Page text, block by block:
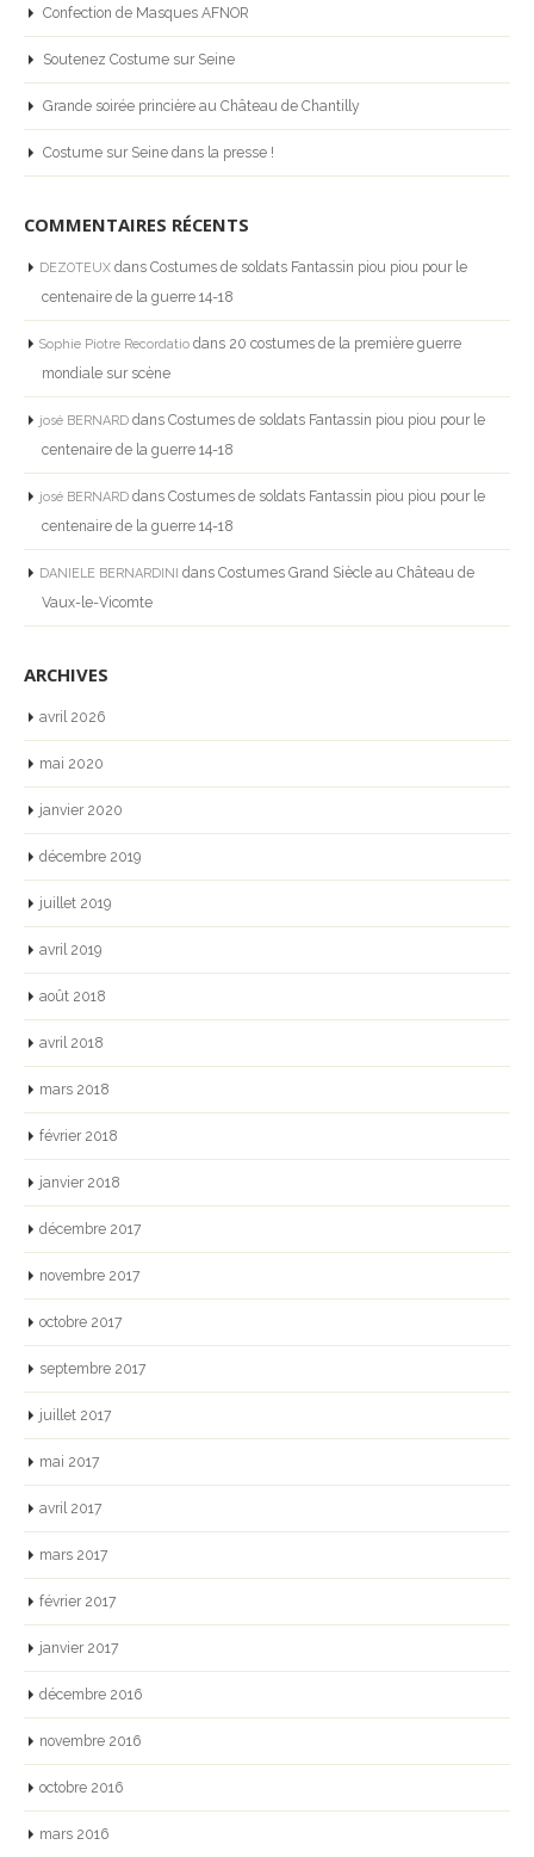
Confection de Masques AFNOR
Soutenez Costume sur Seine
Grande soirée princière au Château de Chantilly
Costume sur Seine dans la presse !
COMMENTAIRES RÉCENTS
DEZOTEUX dans Costumes de soldats Fantassin piou piou pour le
centenaire de la guerre 14-18
Sophie Piotre Recordatio dans 20 costumes de la première guerre
mondiale sur scène
josé BERNARD dans Costumes de soldats Fantassin piou piou pour le
centenaire de la guerre 14-18
josé BERNARD dans Costumes de soldats Fantassin piou piou pour le
centenaire de la guerre 14-18
DANIELE BERNARDINI dans Costumes Grand Siècle au Château de
Vaux-le-Vicomte
ARCHIVES
avril 2026
mai 2020
janvier 2020
décembre 2019
juillet 2019
avril 2019
août 2018
avril 2018
mars 2018
février 2018
janvier 2018
décembre 2017
novembre 2017
octobre 2017
septembre 2017
juillet 2017
mai 2017
avril 2017
mars 2017
février 2017
janvier 2017
décembre 2016
novembre 2016
octobre 2016
mars 2016